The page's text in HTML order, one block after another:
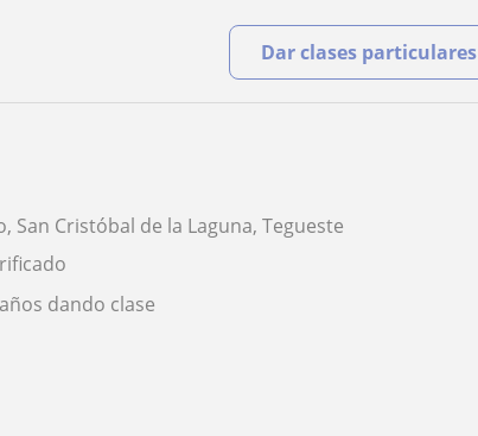
Dar clases particulares
San Cristóbal de la Laguna, Tegueste
años dando clase